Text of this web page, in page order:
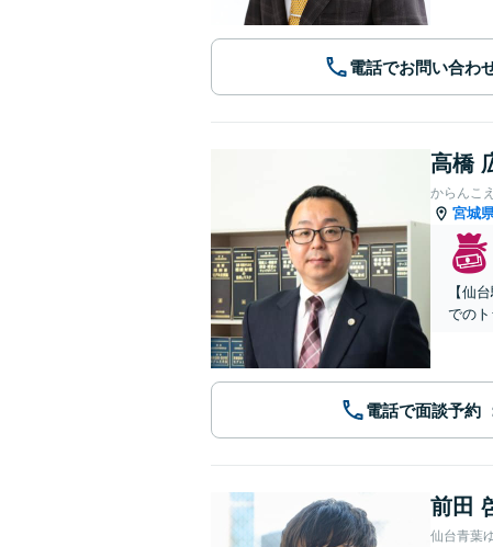
電話でお問い合わ
高橋
からんこ
宮城
【仙
での
電話で面談予約
前田
仙台青葉